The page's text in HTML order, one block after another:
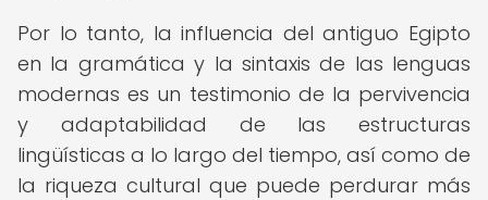
Por lo tanto, la influencia del antiguo Egipto
en la gramática y la sintaxis de las lenguas
modernas es un testimonio de la pervivencia
y adaptabilidad de las estructuras
lingüísticas a lo largo del tiempo, así como de
la riqueza cultural que puede perdurar más